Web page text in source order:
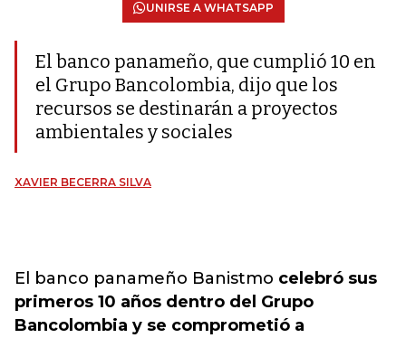
UNIRSE A WHATSAPP
El banco panameño, que cumplió 10 en
el Grupo Bancolombia, dijo que los
recursos se destinarán a proyectos
ambientales y sociales
XAVIER BECERRA SILVA
El banco panameño Banistmo celebró sus
primeros 10 años dentro del Grupo
Bancolombia y se comprometió a